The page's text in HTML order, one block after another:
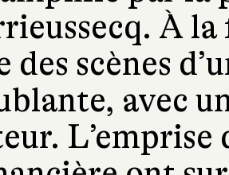
À
des scènes
avec
L’emprise